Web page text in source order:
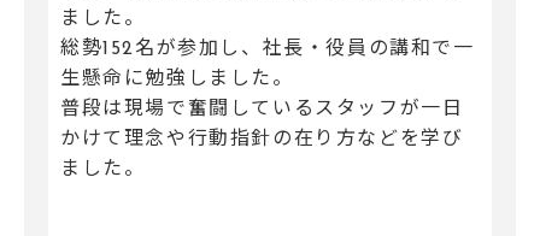
ました。
総勢152名が参加し、社長・役員の講和で一
生懸命に勉強しました。
普段は現場で奮闘しているスタッフが一日
かけて理念や行動指針の在り方などを学び
ました。